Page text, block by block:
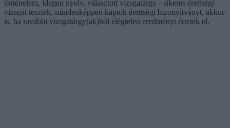
történelem, idegen nyelv, választott vizsgatárgy - sikeres érettségi
vizsgát tesztek, mindenképpen kaptok érettségi bizonyítványt, akkor
is, ha további vizsgatárgy(ak)ból elégtelen eredményt értetek el.